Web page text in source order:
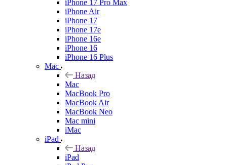
iPhone 17 Pro Max
iPhone Air
iPhone 17
iPhone 17e
iPhone 16e
iPhone 16
iPhone 16 Plus
Mac
Назад
Mac
MacBook Pro
MacBook Air
MacBook Neo
Mac mini
iMac
iPad
Назад
iPad